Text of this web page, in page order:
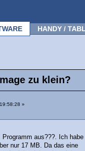
HANDY /
zu klein?
»
aus???. Ich habe
nur 17 MB. Da das eine